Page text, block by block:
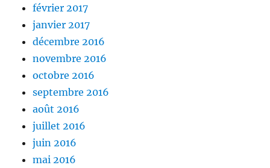
février 2017
janvier 2017
décembre 2016
novembre 2016
octobre 2016
septembre 2016
août 2016
juillet 2016
juin 2016
mai 2016